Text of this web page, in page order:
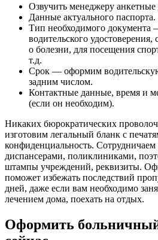
Озвучить менеджеру
Данные актуального паспорта.
Тип необходимого документа
водительского
о болезни, для посещения
т.д.
Срок — оформим
задним числом.
Контактные данные, время и
(если он необходим).
Никаких бюрократических
изготовим легальный бланк с
конфиденциальность. Сотрудничаем
диспансерами, поликлиниками,
штампы учреждений, реквизиты.
поможет избежать последствий
дней, даже если вам необходимо
лечением дома, поехать на отдых.
Оформить